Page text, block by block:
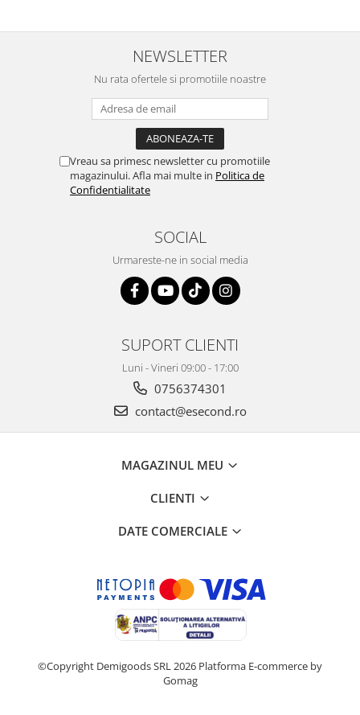
NEWSLETTER
Nu rata ofertele si promotiile noastre
Vreau sa primesc newsletter cu promotiile
magazinului. Afla mai multe in Politica de
Confidentialitate
SOCIAL
Urmareste-ne in social media
SUPORT CLIENTI
Luni - Vineri 09:00 - 17:00
0756374301
contact@esecond.ro
MAGAZINUL MEU
CLIENTI
DATE COMERCIALE
©Copyright Demigoods SRL 2026 Platforma E-commerce by
Gomag